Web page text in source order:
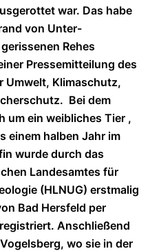
war. Das habe
von Unter-
Rehes
Pressemitteilung des
Umwelt, Klimaschutz,
Bei dem
um ein weibliches Tier ,
einem halben Jahr im
wurde durch das
Landesamtes für
(HLNUG) erstmalig
Bad Hersfeld per
Anschließend
wo sie in der